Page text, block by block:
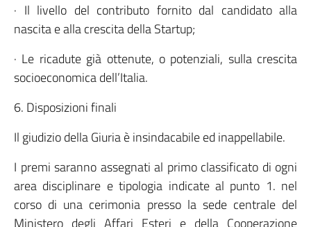
· Il livello del contributo fornito dal candidato alla
nascita e alla crescita della Startup;
· Le ricadute già ottenute, o potenziali, sulla crescita
socioeconomica dell’Italia.
6. Disposizioni finali
Il giudizio della Giuria è insindacabile ed inappellabile.
I premi saranno assegnati al primo classificato di ogni
area disciplinare e tipologia indicate al punto 1. nel
corso di una cerimonia presso la sede centrale del
Ministero degli Affari Esteri e della Cooperazione